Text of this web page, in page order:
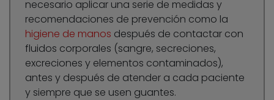
necesario aplicar una serie de medidas y
recomendaciones de prevención como la
higiene de manos después de contactar con
fluidos corporales (sangre, secreciones,
excreciones y elementos contaminados),
antes y después de atender a cada paciente
y siempre que se usen guantes.